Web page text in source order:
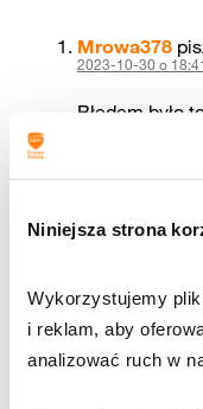
Niniejsza strona
Wykorzystujemy
i reklam, aby
analizować ruch w
Mrowa378
2023-10-30 o
Błędem było
zwykłe
użytkownika
podszywa,
Odpowiedz